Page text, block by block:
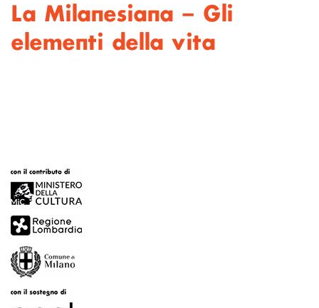
La Milanesiana – Gli
elementi della vita